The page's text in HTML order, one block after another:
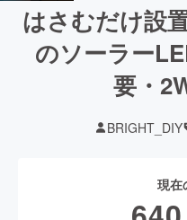
はさむだけ設
のソーラー
要・
BRIGHT_DIY
現在